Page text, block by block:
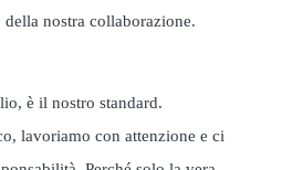
nostra collaborazione.
è il nostro standard.
lavoriamo con attenzione e ci